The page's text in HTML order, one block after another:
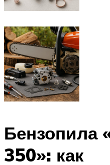
Бензопила
350»: как